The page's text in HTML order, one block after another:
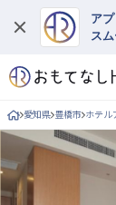
ア
ス
ログイン
求人・施設
キープした
愛知県 豊橋市 ホテル